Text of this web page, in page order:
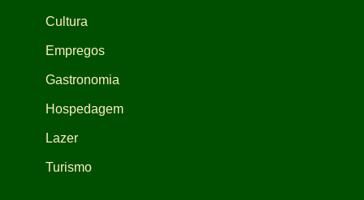
Cultura
Empregos
Gastronomia
Hospedagem
Lazer
Turismo